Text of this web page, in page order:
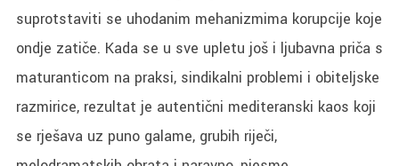
suprotstaviti se uhodanim mehanizmima korupcije koje
ondje zatiče. Kada se u sve upletu još i ljubavna priča s
maturanticom na praksi, sindikalni problemi i obiteljske
razmirice, rezultat je autentični mediteranski kaos koji
se rješava uz puno galame, grubih riječi,